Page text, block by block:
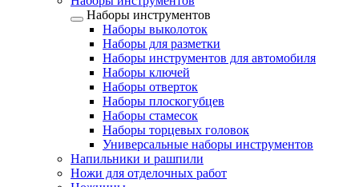
Наборы инструментов
Наборы выколоток
Наборы для разметки
Наборы инструментов для автомобиля
Наборы ключей
Наборы отверток
Наборы плоскогубцев
Наборы стамесок
Наборы торцевых головок
Универсальные наборы инструментов
Напильники и рашпили
Ножи для отделочных работ